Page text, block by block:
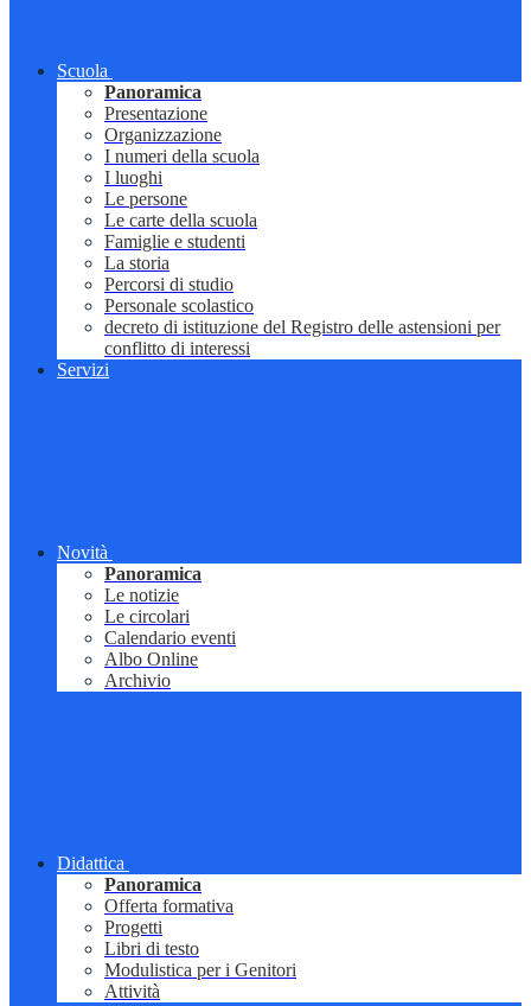
Scuola
Panoramica
Presentazione
Organizzazione
I numeri della scuola
I luoghi
Le persone
Le carte della scuola
Famiglie e studenti
La storia
Percorsi di studio
Personale scolastico
decreto di istituzione del Registro delle astensioni per
conflitto di interessi
Servizi
Novità
Panoramica
Le notizie
Le circolari
Calendario eventi
Albo Online
Archivio
Didattica
Panoramica
Offerta formativa
Progetti
Libri di testo
Modulistica per i Genitori
Attività